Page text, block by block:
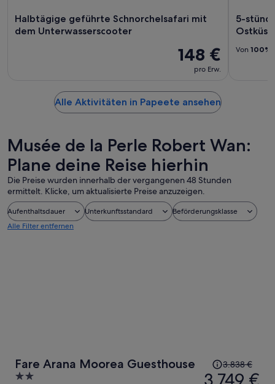
Halbtägige geführte Schnorchelsafari mit
dem Unterwasserscooter
148 €
pro Erw.
5-
Von 100%
Alle Aktivitäten in Papeete ansehen
Musée de la Perle Robert Wan:
Plane deine Reise hierhin
Die Preise wurden innerhalb der vergangenen 48 Stunden
ermittelt. Klicke, um aktualisierte Preise anzuzeigen.
Aufenthaltsdauer Unterkunftsstandard
Beförderungsklasse
Alle Filter entfernen
Fare Arana Moorea Guesthouse
2
Der
Preis
3.838 €